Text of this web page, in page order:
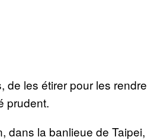
de les étirer pour les rendre
prudent.
dans la banlieue de Taipei,